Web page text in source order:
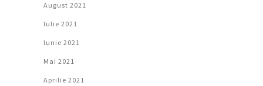
August 2021
Iulie 2021
Iunie 2021
Mai 2021
Aprilie 2021